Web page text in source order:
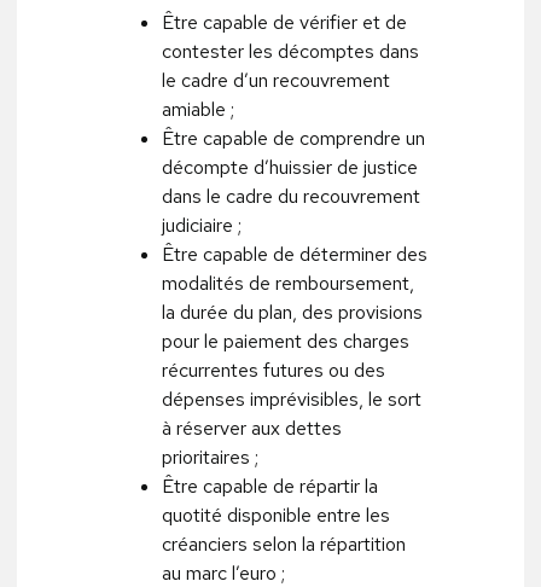
Être capable de vérifier et de
contester les décomptes dans
le cadre d’un recouvrement
amiable ;
Être capable de comprendre un
décompte d’huissier de justice
dans le cadre du recouvrement
judiciaire ;
Être capable de déterminer des
modalités de remboursement,
la durée du plan, des provisions
pour le paiement des charges
récurrentes futures ou des
dépenses imprévisibles, le sort
à réserver aux dettes
prioritaires ;
Être capable de répartir la
quotité disponible entre les
créanciers selon la répartition
au marc l’euro ;